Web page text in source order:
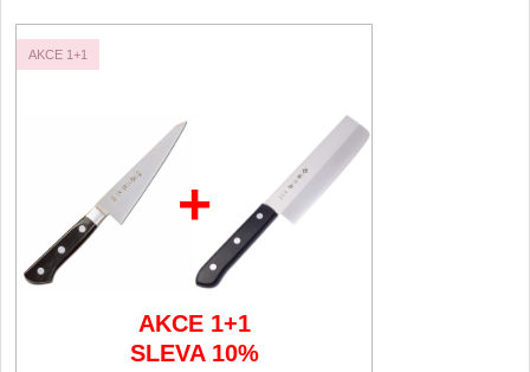
Reklamace
Santoku nože
17
Filetovací nože
Nože na chleba
Steakové nože 2
AKCE 1+1
+
AKCE 1+1
SLEVA 10%